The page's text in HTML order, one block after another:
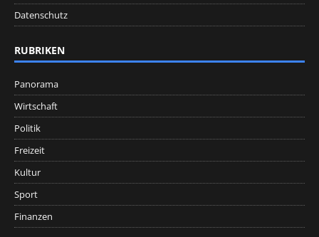
Datenschutz
RUBRIKEN
Panorama
Wirtschaft
Politik
Freizeit
Kultur
Sport
Finanzen